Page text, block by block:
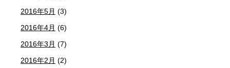
2016年5月 (3)
2016年4月 (6)
2016年3月 (7)
2016年2月 (2)